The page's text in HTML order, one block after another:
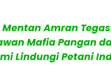
Mentan Amran
Mafia Pangan
Lindungi Petani